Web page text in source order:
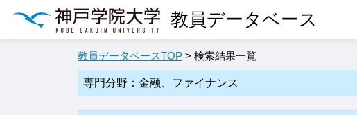
教員データベース
教員データベースTOP > 検索結果一覧
専門分野：金融、ファイナンス